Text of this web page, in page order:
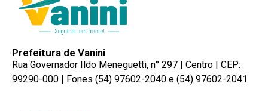
Prefeitura de Vanini
Rua Governador Ildo Meneguetti, n° 297 | Centro | CEP:
99290-000 | Fones (54) 97602-2040 e (54) 97602-2041